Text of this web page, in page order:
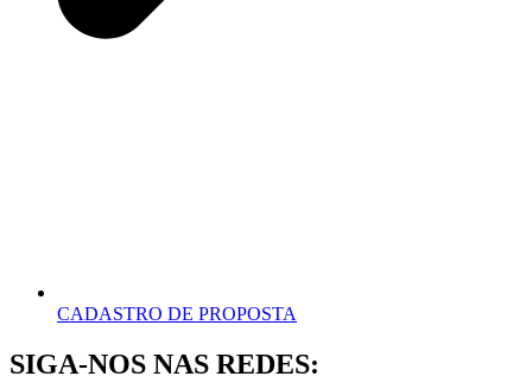
CADASTRO DE PROPOSTA
SIGA-NOS NAS REDES: